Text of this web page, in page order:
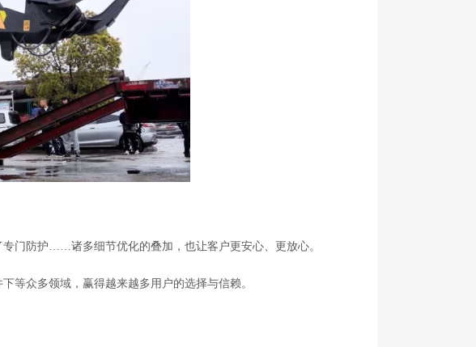
门防护……诸多细节优化的叠加，也让客户更安心、更放心。
等众多领域，赢得越来越多用户的选择与信赖。